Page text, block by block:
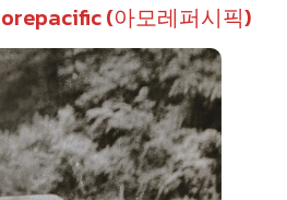
(아모레퍼시픽)